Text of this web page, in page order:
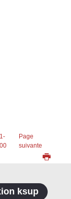
Page
suivante
ksup